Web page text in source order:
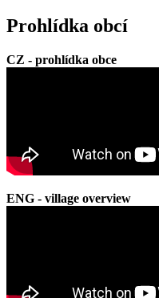
Prohlídka obcí
CZ - prohlídka obce
ENG - village overview